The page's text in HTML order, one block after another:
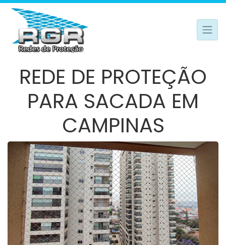
REDE DE PROTEÇÃO
PARA SACADA EM
CAMPINAS